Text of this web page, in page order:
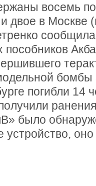
восемь
двое в Москве
пособников
бомбы
погибли 14
было
устройство,